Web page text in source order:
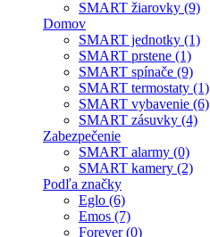
SMART žiarovky (9)
Domov
SMART jednotky (1)
SMART prstene (1)
SMART spínače (9)
SMART termostaty (1)
SMART vybavenie (6)
SMART zásuvky (4)
Zabezpečenie
SMART alarmy (0)
SMART kamery (2)
Podľa značky
Eglo (6)
Emos (7)
Forever (0)